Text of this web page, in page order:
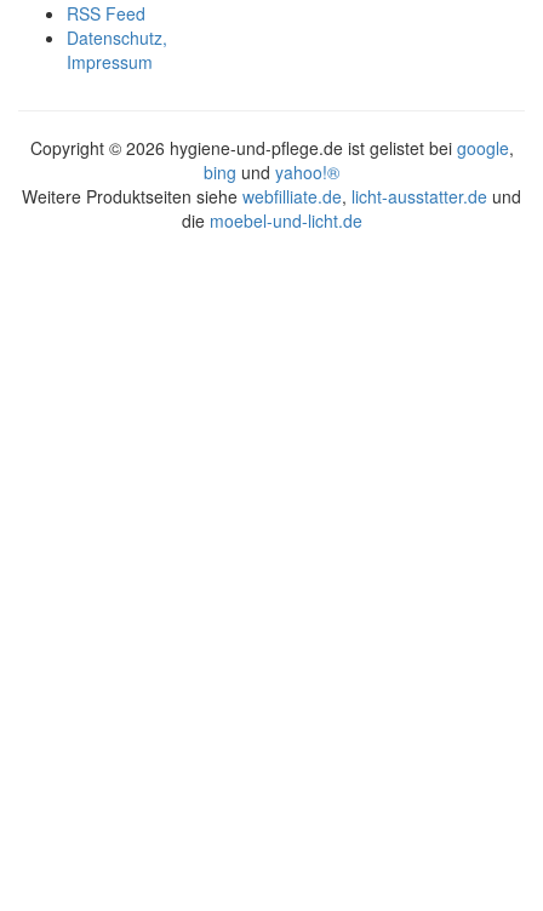
RSS Feed
Datenschutz,
Impressum
Copyright © 2026 hygiene-und-pflege.de ist gelistet bei google,
bing und yahoo!®
Weitere Produktseiten siehe webfilliate.de, licht-ausstatter.de und
die moebel-und-licht.de